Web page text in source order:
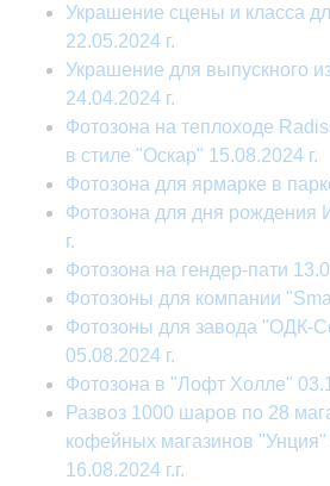
Украшение сцены и класса
22.05.2024 г.
Украшение для выпускного
24.04.2024 г.
Фотозона на теплоходе
в стиле "Оскар" 15.08.2024 г.
Фотозона для ярмарке в
Фотозона для дня рождения
г.
Фотозона на гендер-пати
Фотозоны для компании
Фотозоны для завода "ОДК-
05.08.2024 г.
Фотозона в "Лофт Холле"
Развоз 1000 шаров по 28
кофейных магазинов "Унция"
16.08.2024 г.г.